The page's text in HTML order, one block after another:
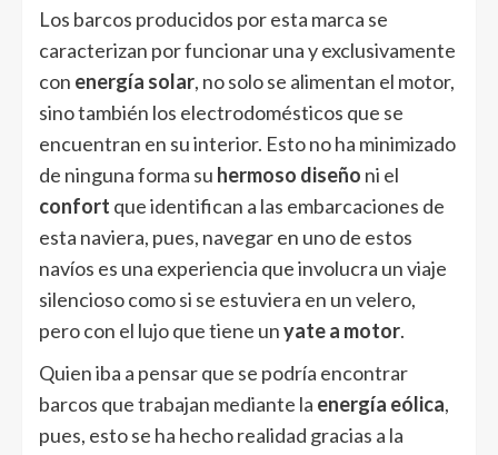
Los barcos producidos por esta marca se
caracterizan por funcionar una y exclusivamente
con energía solar, no solo se alimentan el motor,
sino también los electrodomésticos que se
encuentran en su interior. Esto no ha minimizado
de ninguna forma su hermoso diseño ni el
confort que identifican a las embarcaciones de
esta naviera, pues, navegar en uno de estos
navíos es una experiencia que involucra un viaje
silencioso como si se estuviera en un velero,
pero con el lujo que tiene unyate a motor.
Quien iba a pensar que se podría encontrar
barcos que trabajan mediante la energía eólica,
pues, esto se ha hecho realidad gracias a la